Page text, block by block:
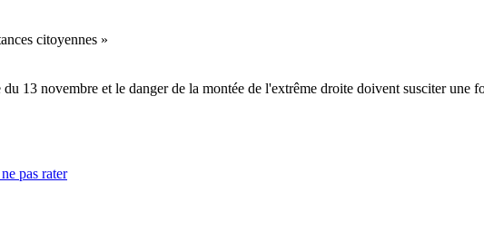
13 novembre et le danger de la montée de l'extrême droite doivent susciter une
pas rater